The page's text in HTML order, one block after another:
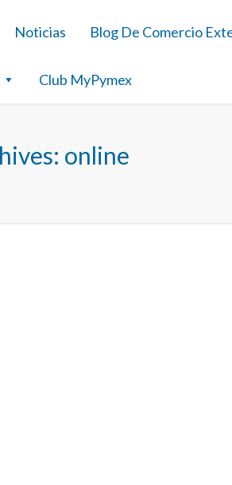
Noticias Blog De Comercio
Club MyPymex
online